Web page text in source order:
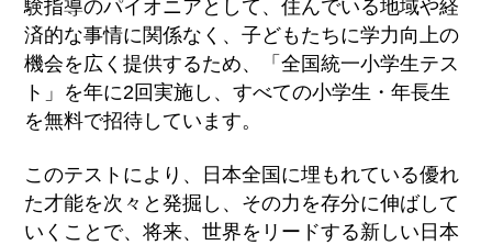
験指導のパイオニアとして、住んでいる地域や経
済的な事情に関係なく、子どもたちに学力向上の
機会を広く提供するため、「全国統一小学生テス
ト」を年に2回実施し、すべての小学生・年長生
を無料で招待しています。
このテストにより、日本全国に埋もれている優れ
た才能を次々と発掘し、その力を存分に伸ばして
いくことで、将来、世界をリードする新しい日本